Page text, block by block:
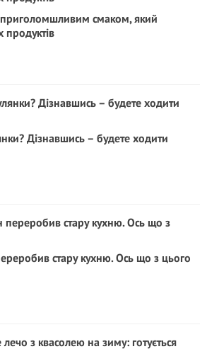
приголомшливим смаком, який
продуктів
Дізнавшись – будете ходити
стару кухню. Ось що з цього